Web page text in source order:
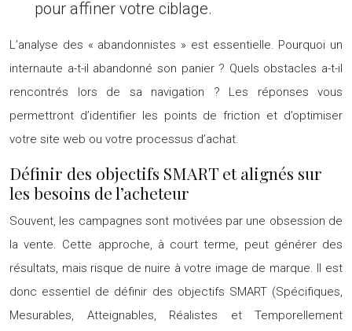
pour affiner votre ciblage.
L’analyse des « abandonnistes » est essentielle. Pourquoi un
internaute a-t-il abandonné son panier ? Quels obstacles a-t-il
rencontrés lors de sa navigation ? Les réponses vous
permettront d’identifier les points de friction et d’optimiser
votre site web ou votre processus d’achat.
Définir des objectifs SMART et alignés sur
les besoins de l’acheteur
Souvent, les campagnes sont motivées par une obsession de
la vente. Cette approche, à court terme, peut générer des
résultats, mais risque de nuire à votre image de marque. Il est
donc essentiel de définir des objectifs SMART (Spécifiques,
Mesurables, Atteignables, Réalistes et Temporellement